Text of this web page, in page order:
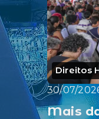
Direitos
30/07/
Mais